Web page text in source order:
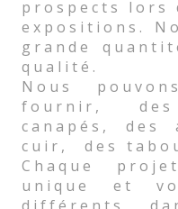
prospects lors
expositions.
grande
qualité.
Nous
fournir,
canapés, des
cuir, des
Chaque
unique et